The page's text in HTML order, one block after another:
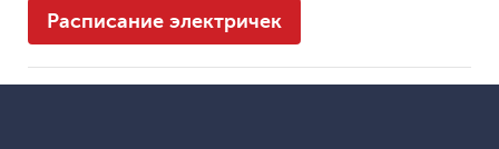
Расписание электричек